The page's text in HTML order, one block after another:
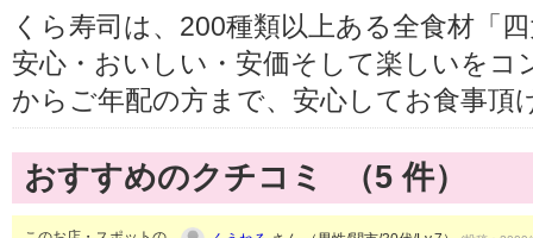
くら寿司は、200種類以上ある全食材「
安心・おいしい・安価そして楽しいを
からご年配の方まで、安心してお食事頂
おすすめのクチコミ （5 件）